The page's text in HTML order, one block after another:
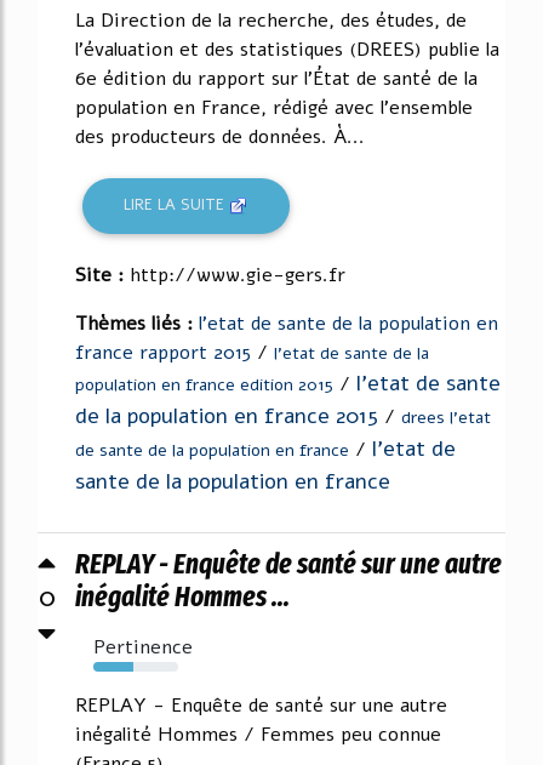
La Direction de la recherche, des études, de
l'évaluation et des statistiques (DREES) publie la
6e édition du rapport sur l'État de santé de la
population en France, rédigé avec l'ensemble
des producteurs de données. À...
LIRE LA SUITE
Site : http://www.gie-gers.fr
Thèmes liés : l'etat de sante de la population en
france rapport 2015 / l'etat de sante de la
population en france edition 2015 / l'etat de sante
de la population en france 2015 / drees l'etat
de sante de la population en france / l'etat de
sante de la population en france
0
REPLAY - Enquête de santé sur une autre
inégalité Hommes ...
Pertinence
47%
REPLAY - Enquête de santé sur une autre
inégalité Hommes / Femmes peu connue